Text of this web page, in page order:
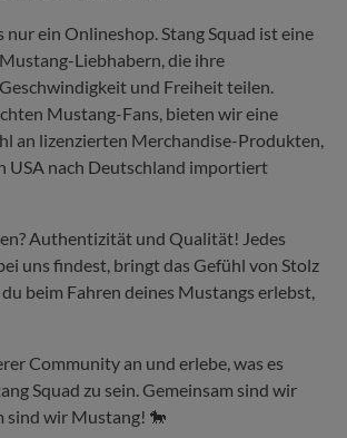
nur ein Onlineshop. Stang Squad ist eine
Liebhabern, die ihre
und Freiheit teilen.
Mustang-Fans, bieten wir eine
an lizenzierten Merchandise-Produkten,
USA nach Deutschland importiert
Authentizität und Qualität! Jedes
uns findest, bringt das Gefühl von Stolz
beim Fahren deines Mustangs erlebst,
Community an und erlebe, was es
Squad zu sein. Gemeinsam sind wir
sind wir Mustang! 🐎